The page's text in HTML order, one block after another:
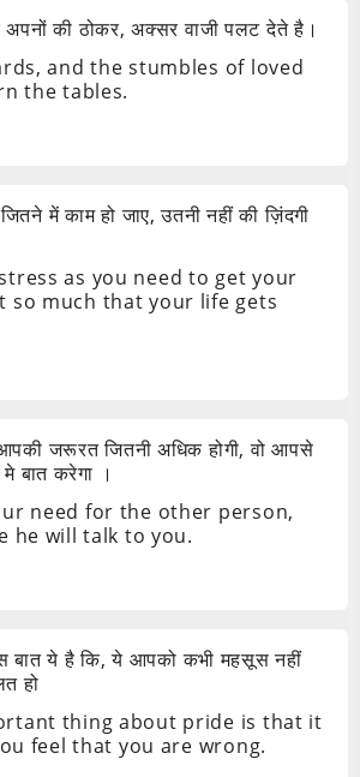
की ठोकर, अक्सर वाजी पलट देते है।
and the stumbles of loved
the tables.
में काम हो जाए, उतनी नहीं की ज़िंदगी
as you need to get your
so much that your life gets
जरूरत जितनी अधिक होगी, वो आपसे
बात करेगा ।
need for the other person,
he will talk to you.
ये है कि, ये आपको कभी महसूस नहीं
हो
thing about pride is that it
feel that you are wrong.